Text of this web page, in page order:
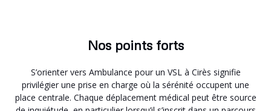
Nos points forts
S’orienter vers Ambulance pour un VSL à Cirès signifie
privilégier une prise en charge où la sérénité occupent une
place centrale. Chaque déplacement médical peut être source